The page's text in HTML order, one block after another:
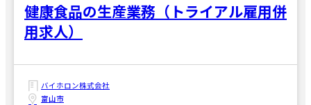
健康食品の生産業務（トライアル雇用併
用求人）
バイホロン株式会社
富山市